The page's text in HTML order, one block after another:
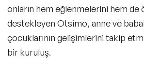
onların hem eğlenmelerini hem de
destekleyen Otsimo, anne ve
çocuklarının gelişimlerini takip
bir kuruluş.